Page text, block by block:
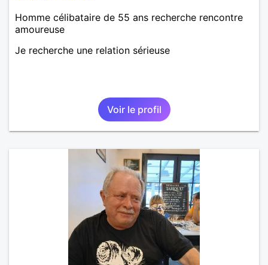
Homme célibataire de 55 ans recherche rencontre
amoureuse
Je recherche une relation sérieuse
Voir le profil